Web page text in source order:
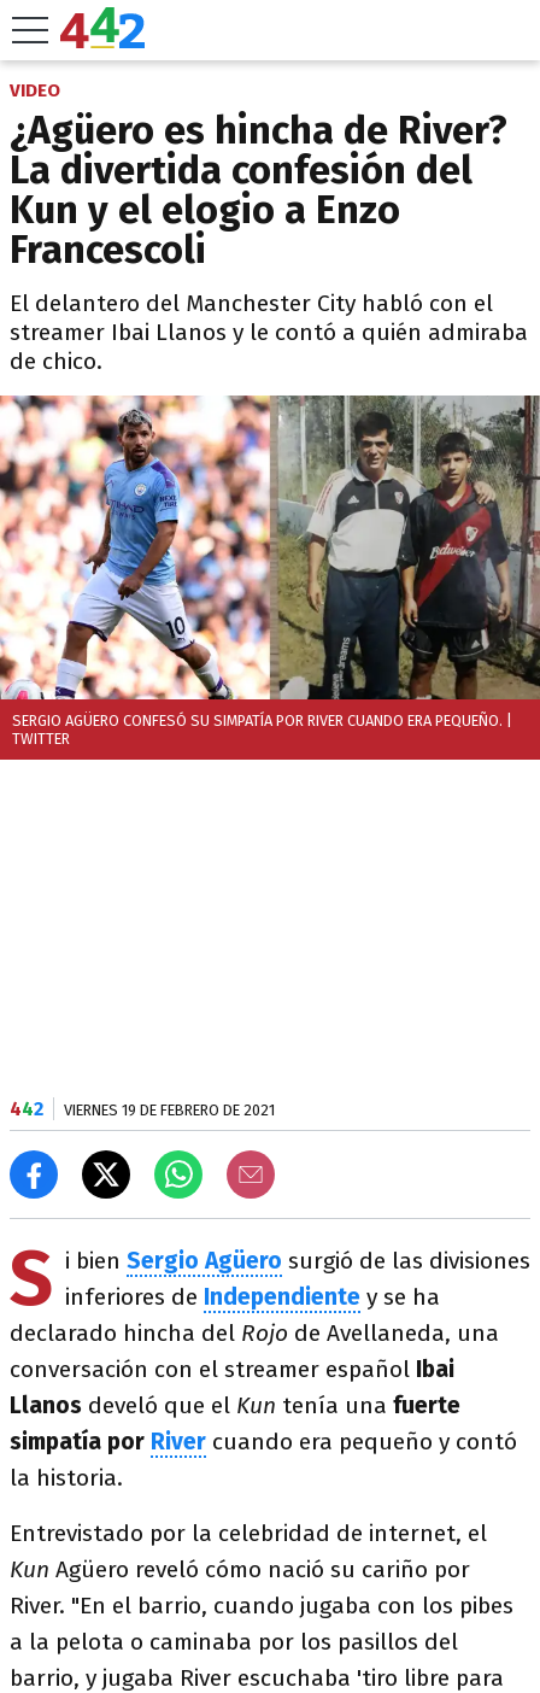
VIDEO
¿Agüero es hincha de River?
La divertida confesión del
Kun y el elogio a Enzo
Francescoli
El delantero del Manchester City habló con el
streamer Ibai Llanos y le contó a quién admiraba
de chico.
SERGIO AGÜERO CONFESÓ SU SIMPATÍA POR RIVER CUANDO ERA PEQUEÑO.
TWITTER
442 VIERNES 19 DE FEBRERO DE 2021
S i bien Sergio Agüero surgió de las divisiones
inferiores de Independiente y se ha
declarado hincha del Rojo de Avellaneda, una
conversación con el streamer español Ibai
Llanos develó que el Kun tenía una fuerte
simpatía por River cuando era pequeño y contó
la historia.
Entrevistado por la celebridad de internet, el
Kun Agüero reveló cómo nació su cariño por
River. "En el barrio, cuando jugaba con los pibes
a la pelota o caminaba por los pasillos del
barrio, y jugaba River escuchaba 'tiro libre para